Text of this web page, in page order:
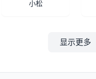
小松
显示更多